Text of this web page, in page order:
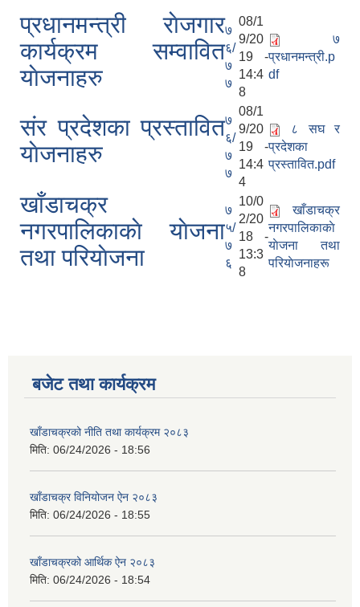
प्रधानमन्त्री राेजगार
कार्यक्रम सम्वावित
याेजनाहरु
७
६/
७
७
08/1
9/20
19 -
14:4
8
७
प्रधानमन्त्री.p
df
संर प्रदेशका प्रस्तावित
याेजनाहरु
७
६/
७
७
08/1
9/20
19 -
14:4
4
८ स‌घ र
प्रदेशका
प्रस्तावित.pdf
खाँडाचक्र
नगरपालिकाकाे याेजना
तथा परियाेजना
७
५/
७
६
10/0
2/20
18 -
13:3
8
खाँडाचक्र
नगरपालिकाकाे
याेजना तथा
परियाेजनाहरू
बजेट तथा कार्यक्रम
खाँडाचक्रको नीति तथा कार्यक्रम २०८३
मिति: 06/24/2026 - 18:56
खाँडाचक्र विनियोजन ऐन २०८३
मिति: 06/24/2026 - 18:55
खाँडाचक्रको आर्थिक ऐन २०८३
मिति: 06/24/2026 - 18:54